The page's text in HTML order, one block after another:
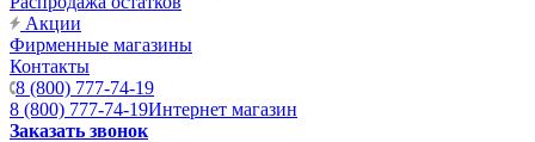
Акции
Фирменные магазины
Контакты
8 (800) 777-74-19
8 (800) 777-74-19Интернет магазин
Заказать звонок